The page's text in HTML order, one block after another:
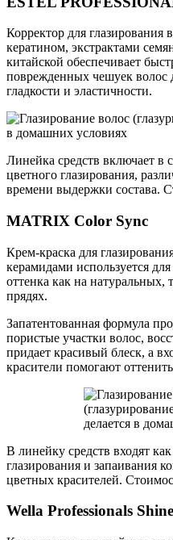
Корректор для глазирования
кератином, экстрактами
китайской обеспечивает
поврежденных чешуек волос
гладкости и эластичности.
Линейка средств включает в
цветного глазирования,
времени выдержки состава.
MATRIX Color Sync
Крем-краска для
керамидами используется
оттенка как на
прядях.
Запатентованная формула
пористые участки волос,
придает красивый блеск, а
красители помогают
В линейку средств входят
глазирования и запаивания
цветных красителей.
Wella Professionals